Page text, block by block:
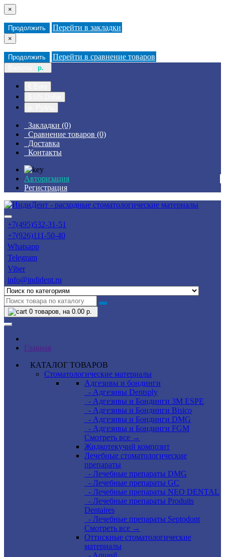
×
Продолжить Перейти в закладки
×
Продолжить Перейти в сравнение товаров
р.
Закладки (0)
Сравнение товаров (0)
Доставка
Контакты
Авторизация
Регистрация
+7(495)532-31-51
+7(926)111-50-40
Whatsapp
Telegram
Viber
info@indident.ru
0 товаров, на 0.00 р.
Главная
КАТАЛОГ ТОВАРОВ
Стоматологические материалы
Адгезивы и бондинги
- Адгезивы Dentsply
- Адгезивы и Бондинги 3M ESPE
- Адгезивы и Бондинги Bisico
- Адгезивы и Бондинги DMG
- Адгезивы и Бондинги FGM
Смотреть все →
Жидкотекучий композит
Лечебные стоматологические
препараты
- Лечебные препараты DMG
- Лечебные препараты GC
- Лечебные препараты NEO DENTAL
- Лечебные препараты Produits
Dentaires
- Лечебные препараты Septodont
Смотреть все →
Оттискные стоматологические
материалы
- Aquasil